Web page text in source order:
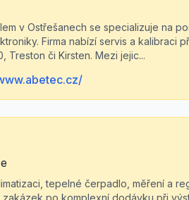
v Ostřešanech se specializuje na
Firma nabízí servis a kalibraci
Treston či Kirsten. Mezi jejic...
tepelné čerpadlo, měření a
po komplexní dodávku při